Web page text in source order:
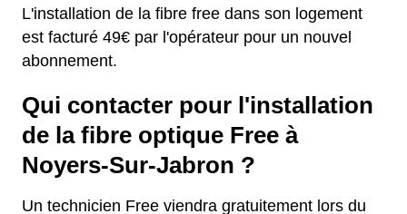
L'installation de la fibre free dans son logement
est facturé 49€ par l'opérateur pour un nouvel
abonnement.
Qui contacter pour l'installation
de la fibre optique Free à
Noyers-Sur-Jabron ?
Un technicien Free viendra gratuitement lors du